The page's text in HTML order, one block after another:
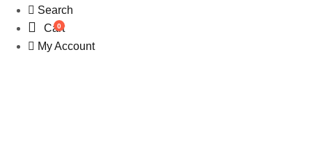
Search
0
Cart
My Account